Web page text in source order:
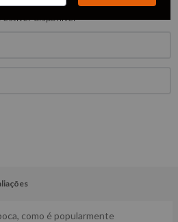
estiver disponível
como é popularmente